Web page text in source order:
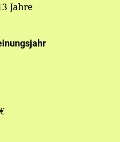
Jahre